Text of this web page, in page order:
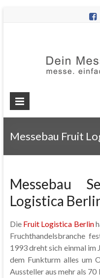
Messebau Fruit
Messebau
Logistica
Die Fruit Logistica Berlin
Fruchthandelsbranche
1993 dreht sich einmal im
dem Funkturm alles um
Aussteller aus mehr als